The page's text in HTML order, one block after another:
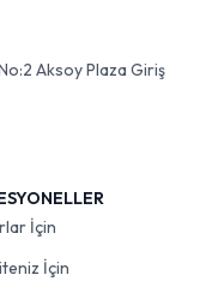
Aksoy Plaza Giriş
İçin
İçin